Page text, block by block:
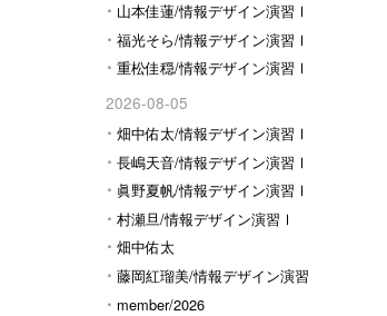
山本佳蓮/情報デザイン演習Ⅰ
福光そら/情報デザイン演習Ⅰ
重松佳穏/情報デザイン演習Ⅰ
2026-08-05
畑中佑太/情報デザイン演習Ⅰ
長嶋天音/情報デザイン演習Ⅰ
眞野夏帆/情報デザイン演習Ⅰ
村瀬旦/情報デザイン演習Ⅰ
畑中佑太
藤岡紅瑠美/情報デザイン演習
Ⅰ member/2026